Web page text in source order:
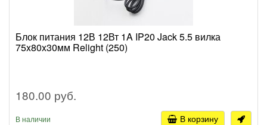
Блок питания 12В 12Вт 1A IP20 Jack 5.5 вилка
75x80x30мм Relight (250)
180.00 руб.
В наличии В корзину